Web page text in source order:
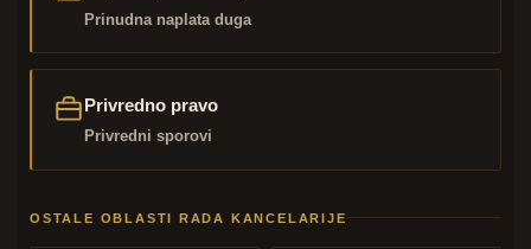
Prinudna naplata duga
Privredno pravo
Privredni sporovi
OSTALE OBLASTI RADA KANCELARIJE